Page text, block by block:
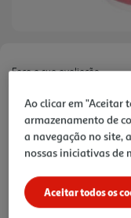
Faça a sua avaliação
16.57 €/Kg
16,57 €
Ao clicar em "Aceitar
armazenamento de
a navegação no site,
nossas iniciativas de
Aceitar todos os